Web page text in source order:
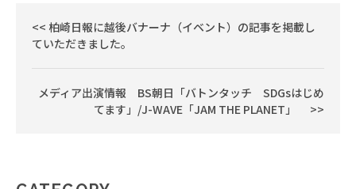
柏崎日報に越後バナーナ（イベント）の記事を掲載し
ていただきました。
メディア出演情報 BS朝日「バトンタッチ SDGsはじめ
てます」/J-WAVE「JAM THE PLANET」